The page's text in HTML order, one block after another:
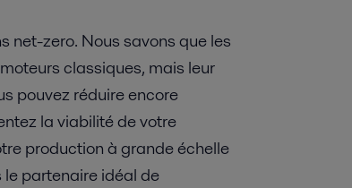
net-zero. Nous savons que les
classiques, mais leur
pouvez réduire encore
la viabilité de votre
production à grande échelle
partenaire idéal de